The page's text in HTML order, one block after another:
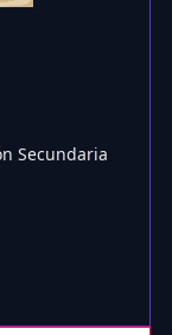
Secundaria